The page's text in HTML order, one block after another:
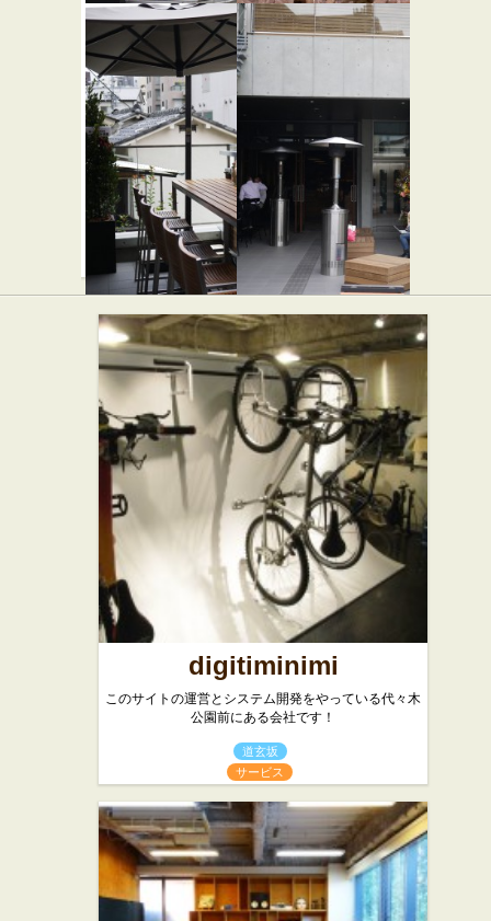
マックス
ブレナー
チョコレ
ートバー
表参道店
★★☆
カフェ・喫茶店
スイーツ
玉笑
そば・うどん
スモーク
ハウス ★★☆
西洋料理
バー・居酒屋
ザ・ロー
スタリー
★★☆
カフェ・喫茶店
digitiminimi
このサイトの運営とシステム開発をやっている代々木
公園前にある会社です！
道玄坂
サービス